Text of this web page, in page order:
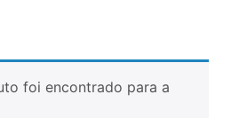
foi encontrado para a